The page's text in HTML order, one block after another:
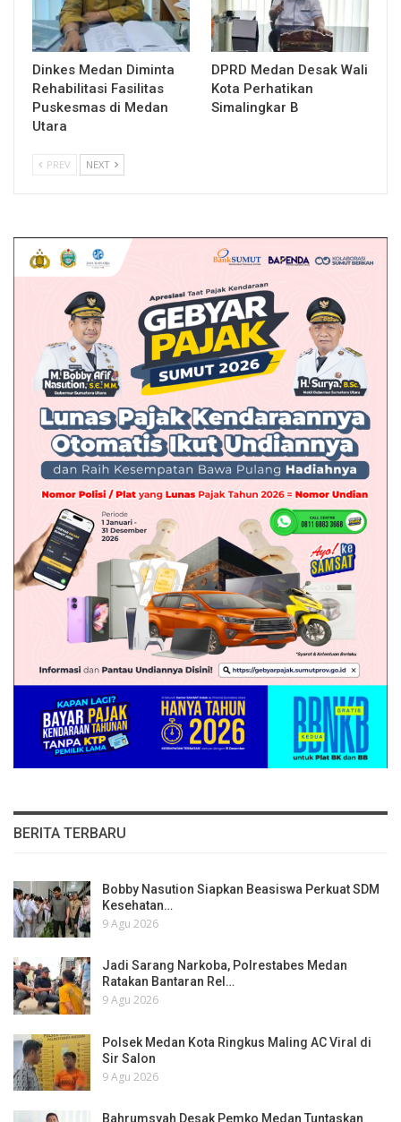
Dinkes Medan Diminta
Rehabilitasi Fasilitas
Puskesmas di Medan
Utara
DPRD Medan Desak Wali
Kota Perhatikan
Simalingkar B
PREV NEXT
BERITA TERBARU
Bobby Nasution Siapkan Beasiswa Perkuat SDM
Kesehatan…
9 Agu 2026
Jadi Sarang Narkoba, Polrestabes Medan
Ratakan Bantaran Rel…
9 Agu 2026
Polsek Medan Kota Ringkus Maling AC Viral di
Sir Salon
9 Agu 2026
Bahrumsyah Desak Pemko Medan Tuntaskan